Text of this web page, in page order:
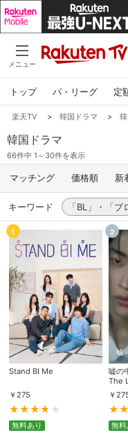
メニュー
トップ パ・リーグ 定
楽天TV > 韓国ドラマ >
韓国ドラマ
66件中 1～30件を表示
マッチング 価格順 新
キーワード 「BL」・「
1
Stand BI Me
￥ 275
無料あり
2
嘘の
The
￥
無料